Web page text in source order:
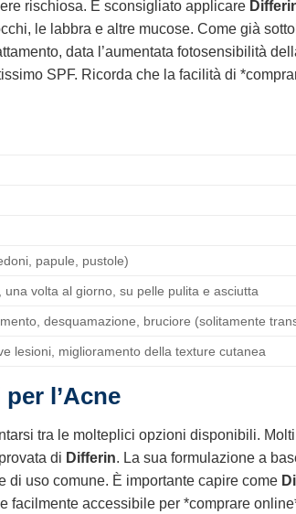
rischiosa. È sconsigliato applicare
le labbra e altre mucose. Come già
data l’aumentata fotosensibilità
SPF. Ricorda che la facilità di
papule, pustole)
una volta al giorno, su pelle pulita e asciutta
desquamazione, bruciore (solitamente
lesioni, miglioramento della texture cutanea
l’Acne
tra le molteplici opzioni disponibili.
di Differin. La sua formulazione a
di uso comune. È importante capire come
facilmente accessibile per *comprare